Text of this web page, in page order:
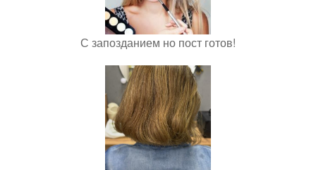
С запозданием но пост готов!